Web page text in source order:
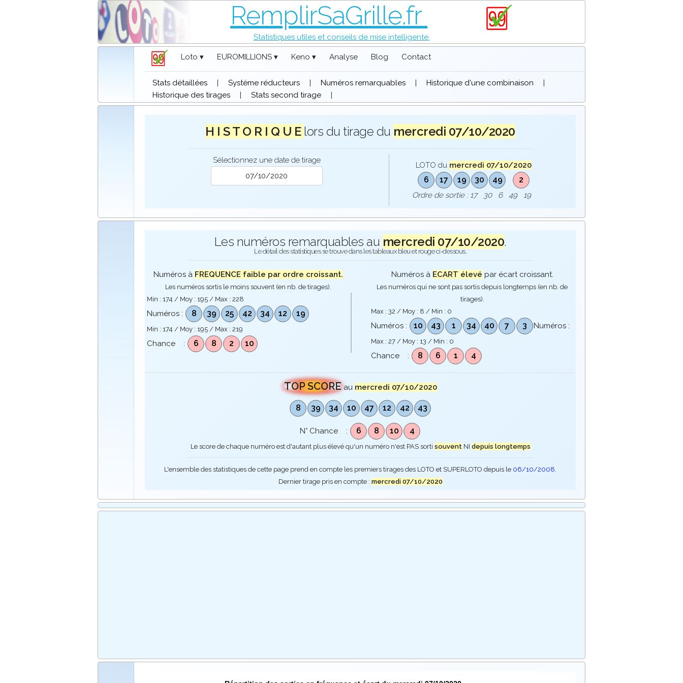
RemplirSaGrille.fr
Statistiques utiles et conseils de mise intelligente.
Loto ▾ EUROMILLIONS ▾ Keno ▾ Analyse Blog Contact
Stats détaillées | Système réducteurs | Numéros remarquables | Historique d'une combinaison
|
Historique des tirages
| Stats second tirage |
H I S T O R I Q U E lors du tirage du mercredi 07/10/2020
Sélectionnez une date de tirage
LOTO du mercredi 07/10/2020
6 17 19 30 49 2
Ordre de sortie : 17 30 6 49 19
Les numéros remarquables au mercredi 07/10/2020.
Le détail des statistiques se trouve dans les tableaux bleu et rouge ci-dessous.
Numéros à FREQUENCE faible par ordre croissant.
Les numéros sortis le moins souvent (en nb. de tirages).
Min : 174 / Moy : 195 / Max :228
Numéros : 8 39 25 42 34 12 19
Min : 174 / Moy : 195 / Max :219
Chance : 6 8 2 10
Numéros à ECART élevé par écart croissant.
Les numéros qui ne sont pas sortis depuis longtemps (en nb. de
tirages).
Max : 32 / Moy : 8 / Min : 0
Numéros : 10 43 1 34 40 7 3 Numéros :
Max : 27 / Moy : 13 / Min : 0
Chance : 8 6 1 4
TOP SCORE au mercredi 07/10/2020
8 39 34 10 47 12 42 43
N° Chance : 6 8 10 4
Le score de chaque numéro est d'autant plus élevé qu'un numéro n'est PAS sorti souventNI depuis longtemps
L'ensemble des statistiques de cette page prend en compte les premiers tirages des LOTO et SUPERLOTO depuis le 06/10/2008.
Dernier tirage pris en compte : mercredi 07/10/2020